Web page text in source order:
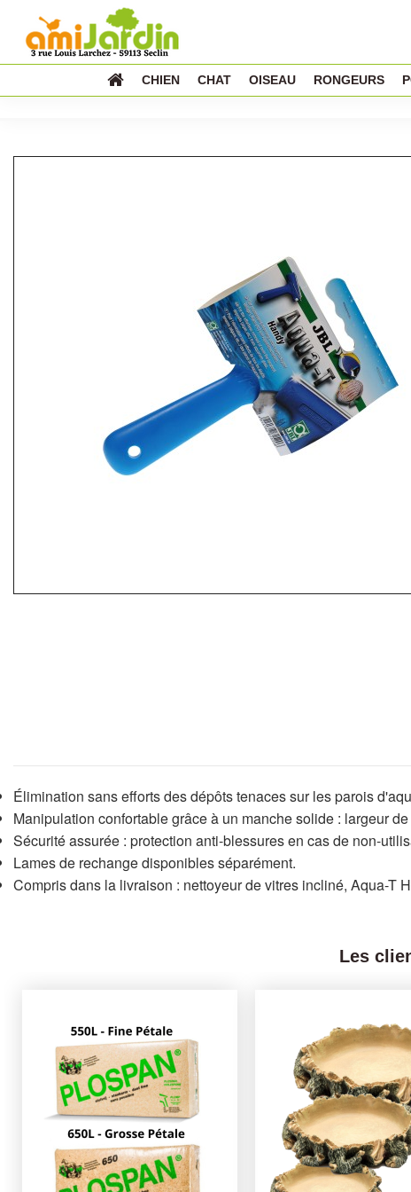
CHIEN CHAT OISEAU RONGEURS
Élimination sans efforts des dépôts tenaces sur les parois
Manipulation confortable grâce à un manche solide : largeur
Sécurité assurée : protection anti-blessures en cas de non-
Lames de rechange disponibles séparément.
Compris dans la livraison : nettoyeur de vitres incliné, Aqua-T
Les